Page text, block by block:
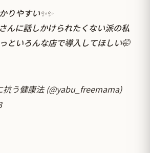
りやすい✨✨
んに話しかけられたくない派の私
といろんな店で導入してほしい🤭
う健康法 (@yabu_freemama)